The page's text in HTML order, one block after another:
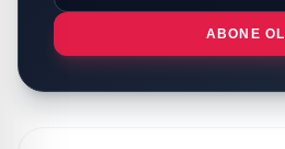
ABONE OL